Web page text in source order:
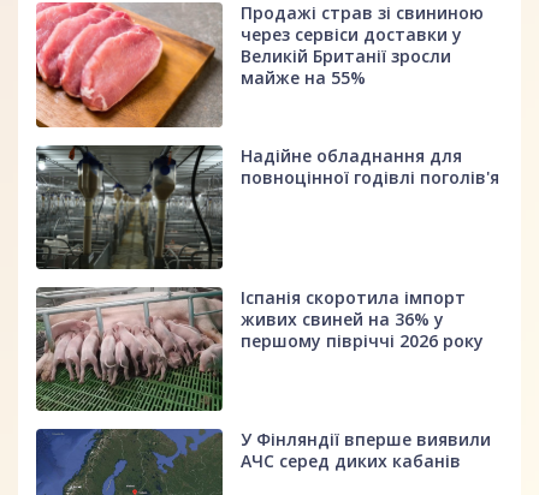
Продажі страв зі свининою
через сервіси доставки у
Великій Британії зросли
майже на 55%
Надійне обладнання для
повноцінної годівлі поголів'я
Іспанія скоротила імпорт
живих свиней на 36% у
першому півріччі 2026 року
У Фінляндії вперше виявили
АЧС серед диких кабанів